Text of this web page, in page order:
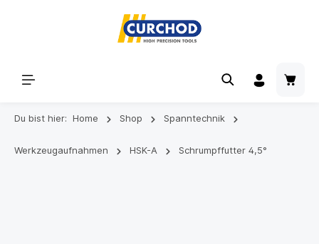
Du bist hier: Home Shop Spanntechnik
Werkzeugaufnahmen HSK-A Schrumpffutter 4,5°